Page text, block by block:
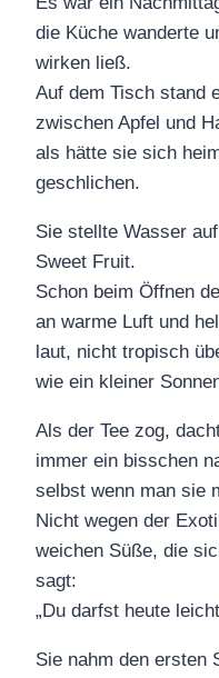
die Küche wanderte
wirken ließ.
Auf dem Tisch stand
zwischen Apfel und
als hätte sie sich
geschlichen.
Sie stellte Wasser
Sweet Fruit.
Schon beim Öffnen
an warme Luft und
laut, nicht tropisch
wie ein kleiner
Als der Tee zog,
immer ein bisschen
selbst wenn man sie
Nicht wegen der
weichen Süße, die
sagt:
„Du darfst heute
Sie nahm den ersten